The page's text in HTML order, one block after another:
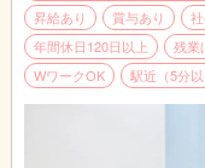
■1日の流れ（一例）
10:30～11:30 行政
11:30～12:30 支援
14:00～16:00 親御様
昇給あり
賞与あり
年間休日120日以上
残業
WワークOK
駅近（5分以